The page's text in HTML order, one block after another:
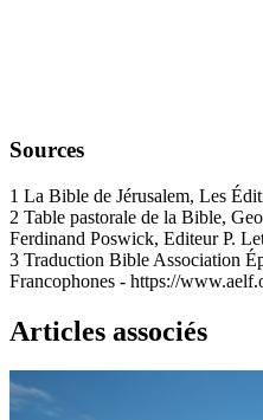
Sources
1 La Bible de Jérusalem, Les
2 Table pastorale de la Bible,
Ferdinand Poswick, Editeur P.
3 Traduction Bible Association
Francophones - https://
Articles associés